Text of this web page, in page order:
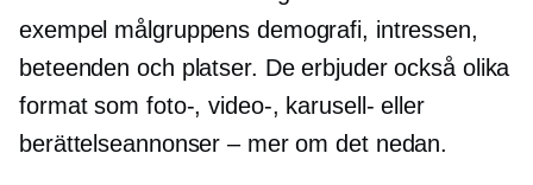
exempel målgruppens demografi, intressen,
beteenden och platser. De erbjuder också olika
format som foto-, video-, karusell- eller
berättelseannonser – mer om det nedan.